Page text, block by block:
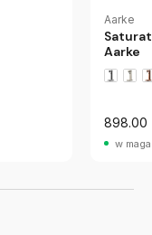
Aarke
Aarke
898.00
w